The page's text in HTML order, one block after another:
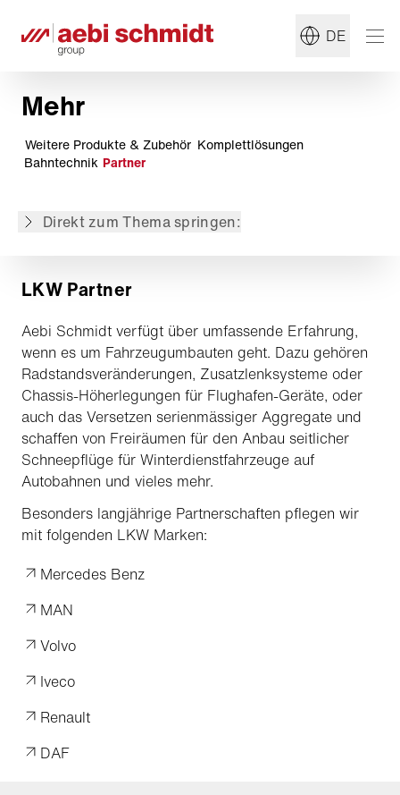
DE
Mehr
Weitere Produkte & Zubehör Komplettlösungen
Bahntechnik Partner
Direkt zum Thema springen:
Aufbau- & Anbaupartner
LKW Partner
Aebi Schmidt verfügt über umfassende Erfahrung,
wenn es um Fahrzeugumbauten geht. Dazu gehören
Radstandsveränderungen, Zusatzlenksysteme oder
Chassis-Höherlegungen für Flughafen-Geräte, oder
auch das Versetzen serienmässiger Aggregate und
schaffen von Freiräumen für den Anbau seitlicher
Schneepflüge für Winterdienstfahrzeuge auf
Autobahnen und vieles mehr.
Besonders langjährige Partnerschaften pflegen wir
mit folgenden LKW Marken:
Mercedes Benz
MAN
Volvo
Iveco
Renault
DAF